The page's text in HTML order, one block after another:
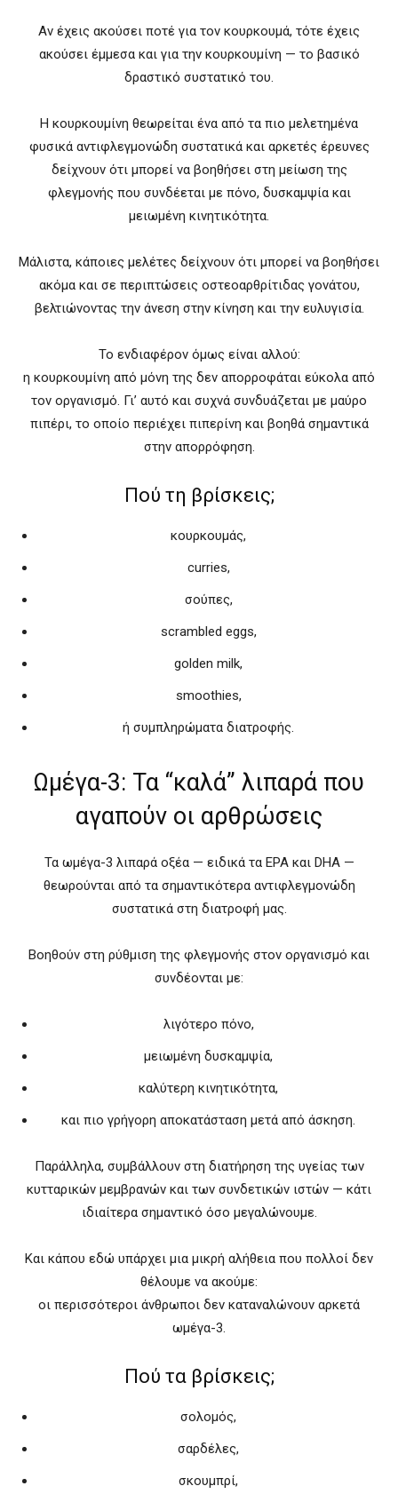
Αν έχεις ακούσει ποτέ για τον κουρκουμά, τότε έχεις
ακούσει έμμεσα και για την κουρκουμίνη — το βασικό
δραστικό συστατικό του.
Η κουρκουμίνη θεωρείται ένα από τα πιο μελετημένα
φυσικά αντιφλεγμονώδη συστατικά και αρκετές έρευνες
δείχνουν ότι μπορεί να βοηθήσει στη μείωση της
φλεγμονής που συνδέεται με πόνο, δυσκαμψία και
μειωμένη κινητικότητα.
Μάλιστα, κάποιες μελέτες δείχνουν ότι μπορεί να βοηθήσει
ακόμα και σε περιπτώσεις οστεοαρθρίτιδας γονάτου,
βελτιώνοντας την άνεση στην κίνηση και την ευλυγισία.
Το ενδιαφέρον όμως είναι αλλού:
η κουρκουμίνη από μόνη της δεν απορροφάται εύκολα από
τον οργανισμό. Γι’ αυτό και συχνά συνδυάζεται με μαύρο
πιπέρι, το οποίο περιέχει πιπερίνη και βοηθά σημαντικά
στην απορρόφηση.
Πού τη βρίσκεις;
κουρκουμάς,
curries,
σούπες,
scrambled eggs,
golden milk,
smoothies,
ή συμπληρώματα διατροφής.
Ωμέγα-3: Τα “καλά” λιπαρά που
αγαπούν οι αρθρώσεις
Τα ωμέγα-3 λιπαρά οξέα — ειδικά τα EPA και DHA —
θεωρούνται από τα σημαντικότερα αντιφλεγμονώδη
συστατικά στη διατροφή μας.
Βοηθούν στη ρύθμιση της φλεγμονής στον οργανισμό και
συνδέονται με:
λιγότερο πόνο,
μειωμένη δυσκαμψία,
καλύτερη κινητικότητα,
και πιο γρήγορη αποκατάσταση μετά από άσκηση.
Παράλληλα, συμβάλλουν στη διατήρηση της υγείας των
κυτταρικών μεμβρανών και των συνδετικών ιστών — κάτι
ιδιαίτερα σημαντικό όσο μεγαλώνουμε.
Και κάπου εδώ υπάρχει μια μικρή αλήθεια που πολλοί δεν
θέλουμε να ακούμε:
οι περισσότεροι άνθρωποι δεν καταναλώνουν αρκετά
ωμέγα-3.
Πού τα βρίσκεις;
σολομός,
σαρδέλες,
σκουμπρί,